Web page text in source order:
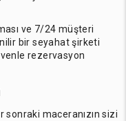
ve 7/24 müşteri
bir seyahat şirketi
rezervasyon
maceranızın sizi